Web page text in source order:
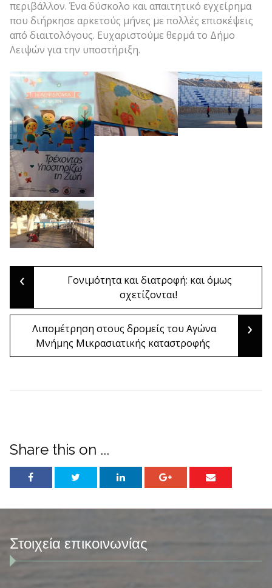
περιβάλλον. Ένα δύσκολο και απαιτητικό εγχείρημα
που διήρκησε αρκετούς μήνες με πολλές επισκέψεις
από διαιτολόγους. Ευχαριστούμε θερμά το Δήμο
Λειψών για την υποστήριξη.
Post
navigation
‹
Γονιμότητα και διατροφή: και όμως
σχετίζονται!
Λιπομέτρηση στους δρομείς του Αγώνα
Μνήμης Μικρασιατικής καταστροφής
›
Share this on ...
Στοιχεία επικοινωνίας